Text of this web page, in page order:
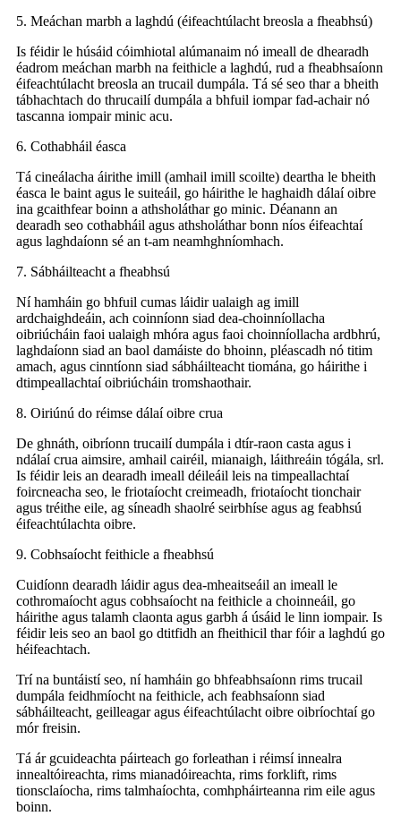
5. Meáchan marbh a laghdú (éifeachtúlacht breosla a fheabhsú)
Is féidir le húsáid cóimhiotal alúmanaim nó imeall de dhearadh
éadrom meáchan marbh na feithicle a laghdú, rud a fheabhsaíonn
éifeachtúlacht breosla an trucail dumpála. Tá sé seo thar a bheith
tábhachtach do thrucailí dumpála a bhfuil iompar fad-achair nó
tascanna iompair minic acu.
6. Cothabháil éasca
Tá cineálacha áirithe imill (amhail imill scoilte) deartha le bheith
éasca le baint agus le suiteáil, go háirithe le haghaidh dálaí oibre
ina gcaithfear boinn a athsholáthar go minic. Déanann an
dearadh seo cothabháil agus athsholáthar bonn níos éifeachtaí
agus laghdaíonn sé an t-am neamhghníomhach.
7. Sábháilteacht a fheabhsú
Ní hamháin go bhfuil cumas láidir ualaigh ag imill
ardchaighdeáin, ach coinníonn siad dea-choinníollacha
oibriúcháin faoi ualaigh mhóra agus faoi choinníollacha ardbhrú,
laghdaíonn siad an baol damáiste do bhoinn, pléascadh nó titim
amach, agus cinntíonn siad sábháilteacht tiomána, go háirithe i
dtimpeallachtaí oibriúcháin tromshaothair.
8. Oiriúnú do réimse dálaí oibre crua
De ghnáth, oibríonn trucailí dumpála i dtír-raon casta agus i
ndálaí crua aimsire, amhail cairéil, mianaigh, láithreáin tógála, srl.
Is féidir leis an dearadh imeall déileáil leis na timpeallachtaí
foircneacha seo, le friotaíocht creimeadh, friotaíocht tionchair
agus tréithe eile, ag síneadh shaolré seirbhíse agus ag feabhsú
éifeachtúlachta oibre.
9. Cobhsaíocht feithicle a fheabhsú
Cuidíonn dearadh láidir agus dea-mheaitseáil an imeall le
cothromaíocht agus cobhsaíocht na feithicle a choinneáil, go
háirithe agus talamh claonta agus garbh á úsáid le linn iompair. Is
féidir leis seo an baol go dtitfidh an fheithicil thar fóir a laghdú go
héifeachtach.
Trí na buntáistí seo, ní hamháin go bhfeabhsaíonn rims trucail
dumpála feidhmíocht na feithicle, ach feabhsaíonn siad
sábháilteacht, geilleagar agus éifeachtúlacht oibre oibríochtaí go
mór freisin.
Tá ár gcuideachta páirteach go forleathan i réimsí innealra
innealtóireachta, rims mianadóireachta, rims forklift, rims
tionsclaíocha, rims talmhaíochta, comhpháirteanna rim eile agus
boinn.